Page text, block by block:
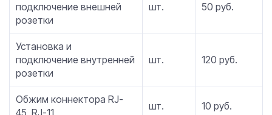
подключение внешней
розетки
шт. 50 руб.
Установка и
подключение внутренней
розетки
шт. 120 руб.
Обжим коннектора RJ-
45, RJ-11
шт. 10 руб.